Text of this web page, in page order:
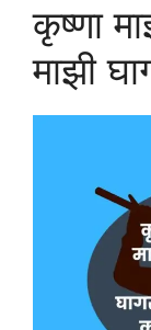
कृष्णा
माझी